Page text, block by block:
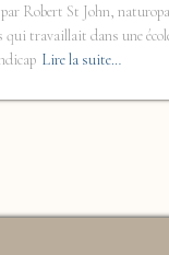
par Robert St John,
qui travaillait dans une
Lire la suite…